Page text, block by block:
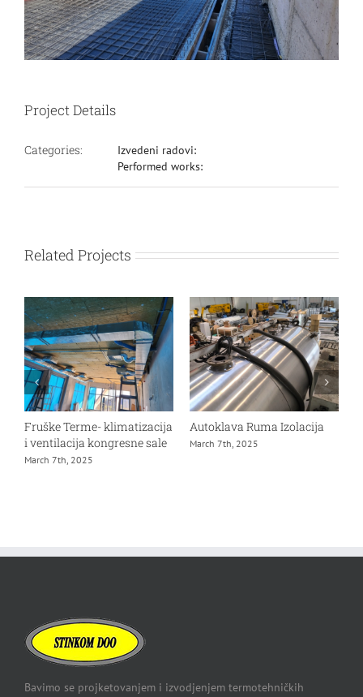
Project Details
Categories:
Izvedeni radovi:
Performed works:
Related Projects
Fruške Terme- klimatizacija
i ventilacija kongresne sale
March 7th, 2025
Autoklava Ruma Izolacija
March 7th, 2025
Bavimo se projketovanjem i izvodjenjem termotehničkih